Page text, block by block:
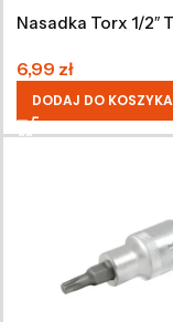
Nasadka Torx 1/2″
6,99 zł
DODAJ DO KOSZYKA